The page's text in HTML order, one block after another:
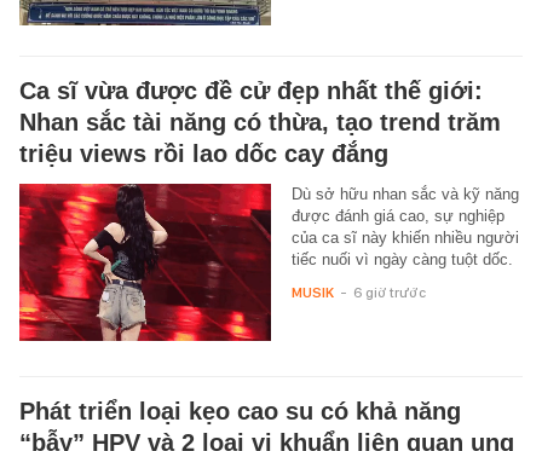
Ca sĩ vừa được đề cử đẹp nhất thế giới:
Nhan sắc tài năng có thừa, tạo trend trăm
triệu views rồi lao dốc cay đắng
Dù sở hữu nhan sắc và kỹ năng
được đánh giá cao, sự nghiệp
của ca sĩ này khiến nhiều người
tiếc nuối vì ngày càng tuột dốc.
MUSIK - 6 giờ trước
Phát triển loại kẹo cao su có khả năng
“bẫy” HPV và 2 loại vi khuẩn liên quan ung